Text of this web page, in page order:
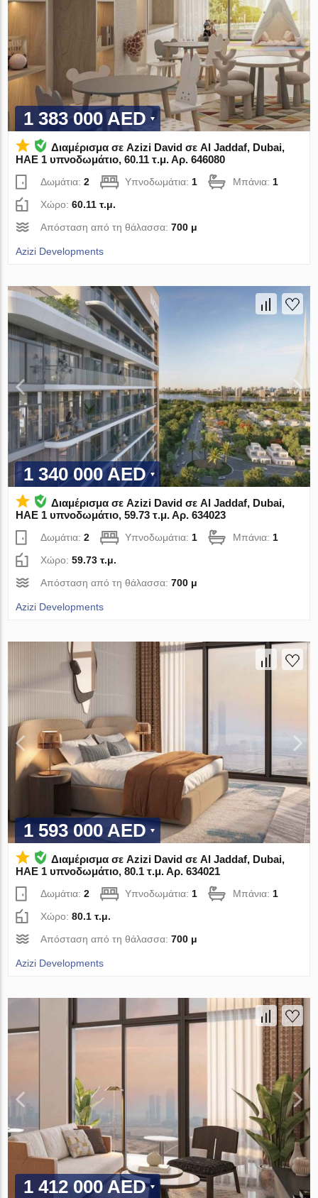
1 383 000 AED
Διαμέρισμα σε Azizi David σε Al Jaddaf, Dubai,
ΗΑΕ 1 υπνοδωμάτιο, 60.11 τ.μ. Αρ. 646080
Δωμάτια:2 Υπνοδωμάτια: 1 Μπάνια: 1
Χώρο:60.11 τ.μ.
Απόσταση από τη θάλασσα:700 μ
Azizi Developments
1 340 000 AED
Διαμέρισμα σε Azizi David σε Al Jaddaf, Dubai,
ΗΑΕ 1 υπνοδωμάτιο, 59.73 τ.μ. Αρ. 634023
Δωμάτια:2 Υπνοδωμάτια:1 Μπάνια:1
Χώρο:59.73 τ.μ.
Απόσταση από τη θάλασσα:700 μ
Azizi Developments
1 593 000 AED
Διαμέρισμα σε Azizi David σε Al Jaddaf, Dubai,
ΗΑΕ 1 υπνοδωμάτιο, 80.1 τ.μ. Αρ. 634021
Δωμάτια:2 Υπνοδωμάτια: 1 Μπάνια: 1
Χώρο:80.1 τ.μ.
Απόσταση από τη θάλασσα:700 μ
Azizi Developments
1 412 000 AED